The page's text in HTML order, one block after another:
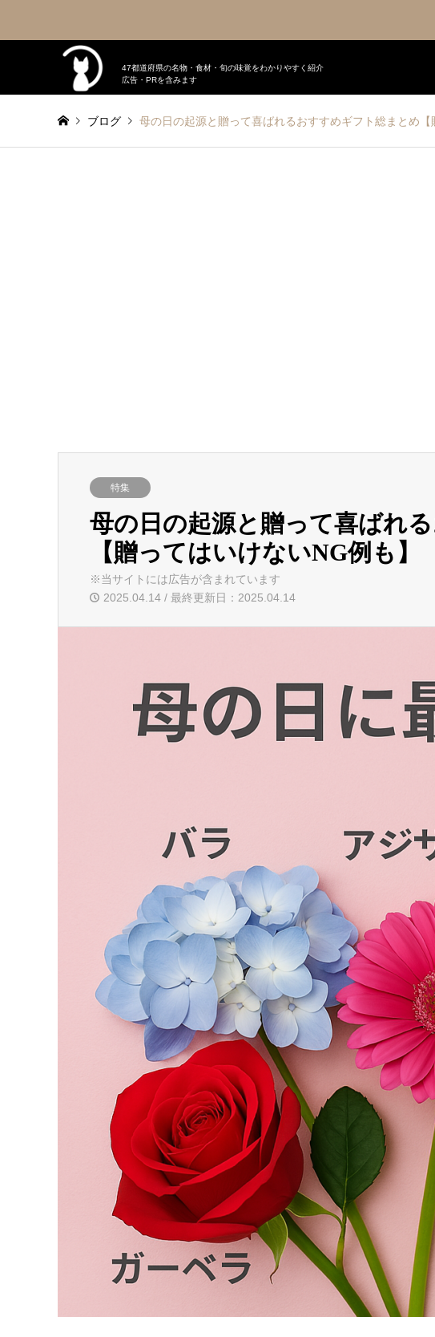
47都道府県の名物・食材・旬の味覚をわかりやすく紹介
広告・PRを含みます
ブログ 母の日の起源と贈って喜ばれるおすすめギフト総まとめ【
特集
母の日の起源と贈って喜ばれ
【贈ってはいけないNG例も】
※当サイトには広告が含まれています
2025.04.14 / 最終更新日：2025.04.14